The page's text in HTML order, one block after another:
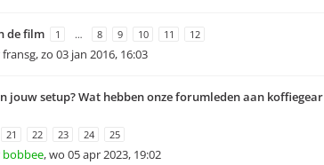
de film 1 … 8 9 10 11 12
fransg,zo 03 jan 2016, 16:03
jouw setup? Wat hebben onze forumleden aan koffiegear
21 22 23 24 25
bobbee,wo 05 apr 2023, 19:02